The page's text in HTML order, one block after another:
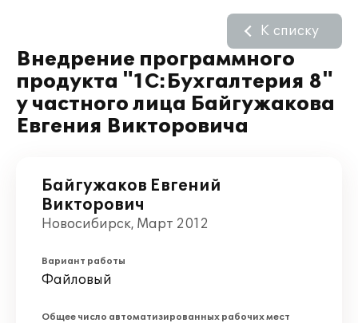
Внедрение программного
продукта "1С:Бухгалтерия 8"
у частного лица Байгужакова
Евгения Викторовича
К списку
Байгужаков Евгений
Викторович
Новосибирск, Март 2012
Вариант работы
Файловый
Общее число автоматизированных рабочих мест